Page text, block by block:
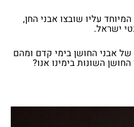
עליו שובצו אבני החן,
אבני החושן בימי קדם ומהם
השונות בימינו אנו?